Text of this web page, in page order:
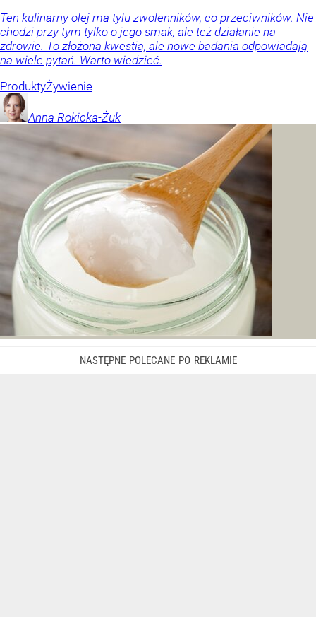
Ten kulinarny olej ma tylu zwolenników, co przeciwników. Nie
chodzi przy tym tylko o jego smak, ale też działanie na
zdrowie. To złożona kwestia, ale nowe badania odpowiadają
na wiele pytań. Warto wiedzieć.
ProduktyŻywienie
Anna Rokicka-Żuk